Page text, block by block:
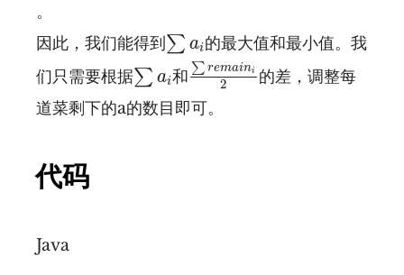
。
因此，我们能得到 ∑ ai
∑a i 的最大值和最小值。我
们只需要根据∑ ai
∑a i 和 ∑ remaini
2
∑rema
的差，调整每
道菜剩下的a的数目即可。
代码
Java